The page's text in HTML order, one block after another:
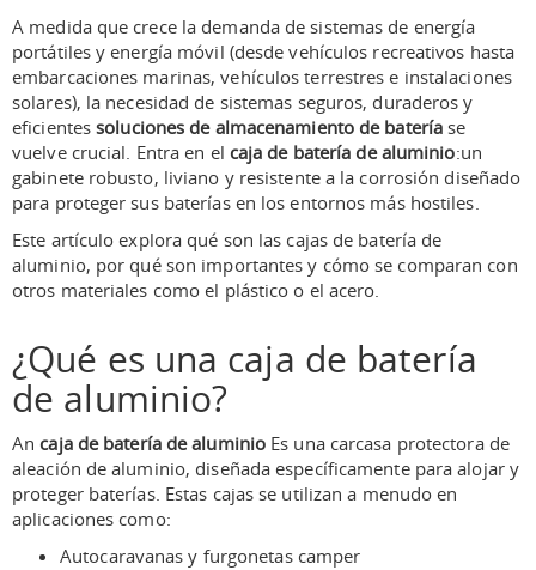
A medida que crece la demanda de sistemas de energía
portátiles y energía móvil (desde vehículos recreativos hasta
embarcaciones marinas, vehículos terrestres e instalaciones
solares), la necesidad de sistemas seguros, duraderos y
eficientessoluciones de almacenamiento de batería se
vuelve crucial. Entra en el caja de batería de aluminio:un
gabinete robusto, liviano y resistente a la corrosión diseñado
para proteger sus baterías en los entornos más hostiles.
Este artículo explora qué son las cajas de batería de
aluminio, por qué son importantes y cómo se comparan con
otros materiales como el plástico o el acero.
¿Qué es una caja de batería
de aluminio?
Ancaja de batería de aluminio Es una carcasa protectora de
aleación de aluminio, diseñada específicamente para alojar y
proteger baterías. Estas cajas se utilizan a menudo en
aplicaciones como:
Autocaravanas y furgonetas camper